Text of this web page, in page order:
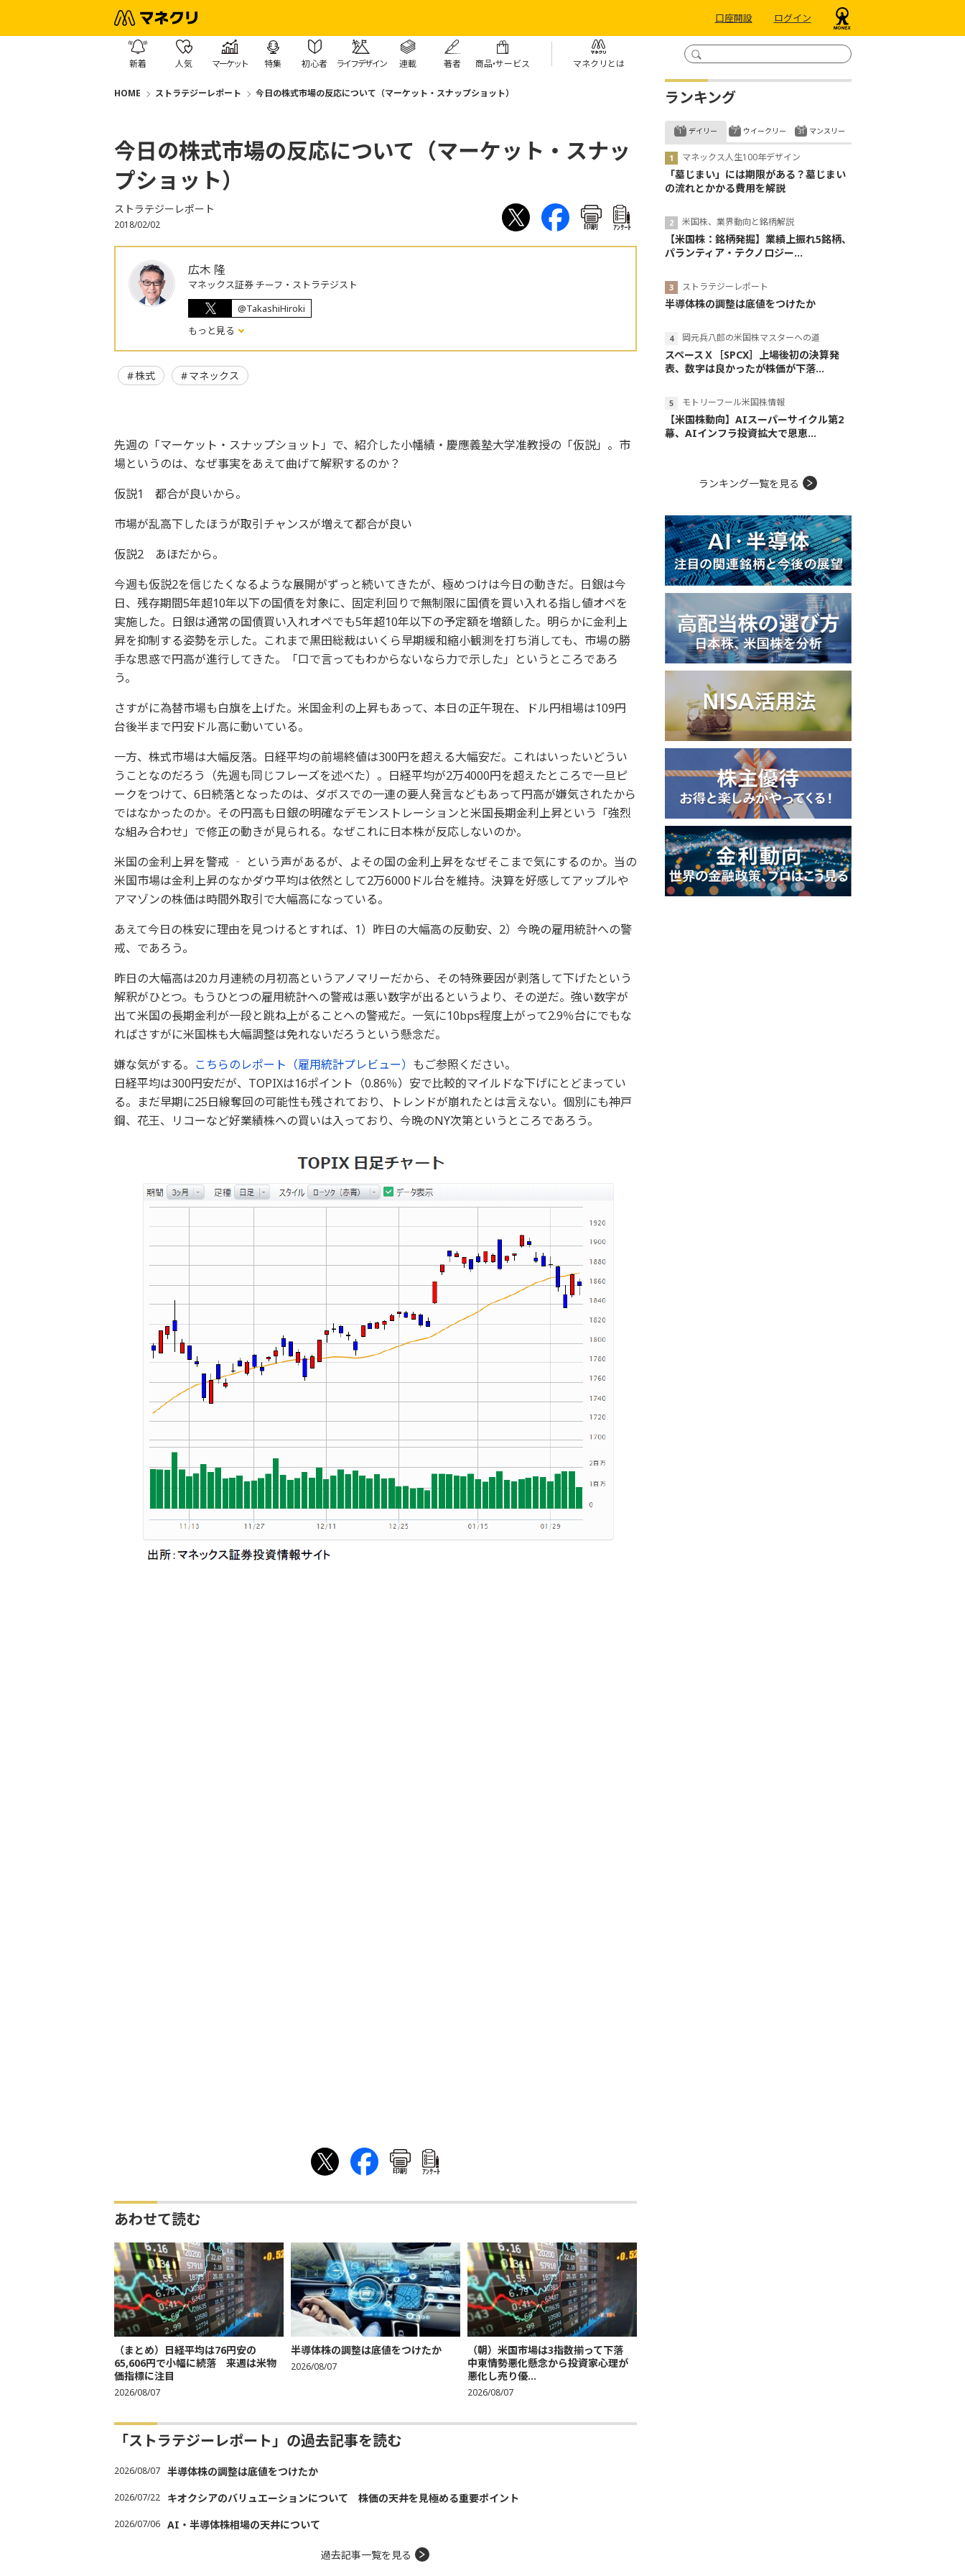
口座開設 ログイン
新着 人気 マーケット 特集 初心者 ライフデザイン 連載 著者 商品・サービス マネクリとは
HOME ストラテジーレポート 今日の株式市場の反応について（マーケット・スナップショット）
今日の株式市場の反応について（マーケット・スナッ
プショット）
ストラテジーレポート
2018/02/02 印刷 ｱﾝｹｰﾄ
広木 隆
マネックス証券 チーフ・ストラテジスト
@TakashiHiroki
もっと見る
株式 マネックス
先週の「マーケット・スナップショット」で、紹介した小幡績・慶應義塾大学准教授の「仮説」。市
場というのは、なぜ事実をあえて曲げて解釈するのか？
仮説1 都合が良いから。
市場が乱高下したほうが取引チャンスが増えて都合が良い
仮説2 あほだから。
今週も仮説2を信じたくなるような展開がずっと続いてきたが、極めつけは今日の動きだ。日銀は今
日、残存期間5年超10年以下の国債を対象に、固定利回りで無制限に国債を買い入れる指し値オペを
実施した。日銀は通常の国債買い入れオペでも5年超10年以下の予定額を増額した。明らかに金利上
昇を抑制する姿勢を示した。これまで黒田総裁はいくら早期緩和縮小観測を打ち消しても、市場の勝
手な思惑で円高が進行してきた。「口で言ってもわからないなら力で示した」というところであろ
う。
さすがに為替市場も白旗を上げた。米国金利の上昇もあって、本日の正午現在、ドル円相場は109円
台後半まで円安ドル高に動いている。
一方、株式市場は大幅反落。日経平均の前場終値は300円を超える大幅安だ。これはいったいどうい
うことなのだろう（先週も同じフレーズを述べた）。日経平均が2万4000円を超えたところで一旦ピ
ークをつけて、6日続落となったのは、ダボスでの一連の要人発言などもあって円高が嫌気されたから
ではなかったのか。その円高も日銀の明確なデモンストレーションと米国長期金利上昇という「強烈
な組み合わせ」で修正の動きが見られる。なぜこれに日本株が反応しないのか。
米国の金利上昇を警戒 ‐ という声があるが、よその国の金利上昇をなぜそこまで気にするのか。当の
米国市場は金利上昇のなかダウ平均は依然として2万6000ドル台を維持。決算を好感してアップルや
アマゾンの株価は時間外取引で大幅高になっている。
あえて今日の株安に理由を見つけるとすれば、1）昨日の大幅高の反動安、2）今晩の雇用統計への警
戒、であろう。
昨日の大幅高は20カ月連続の月初高というアノマリーだから、その特殊要因が剥落して下げたという
解釈がひとつ。もうひとつの雇用統計への警戒は悪い数字が出るというより、その逆だ。強い数字が
出て米国の長期金利が一段と跳ね上がることへの警戒だ。一気に10bps程度上がって2.9％台にでもな
ればさすがに米国株も大幅調整は免れないだろうという懸念だ。
嫌な気がする。 こちらのレポート（雇用統計プレビュー） もご参照ください。
日経平均は300円安だが、TOPIXは16ポイント（0.86％）安で比較的マイルドな下げにとどまってい
る。まだ早期に25日線奪回の可能性も残されており、トレンドが崩れたとは言えない。個別にも神戸
鋼、花王、リコーなど好業績株への買いは入っており、今晩のNY次第というところであろう。
印刷 ｱﾝｹｰﾄ
あわせて読む
（まとめ）日経平均は76円安の
65,606円で小幅に続落 来週は米物
価指標に注目
2026/08/07
半導体株の調整は底値をつけたか
2026/08/07
（朝）米国市場は3指数揃って下落
中東情勢悪化懸念から投資家心理が
悪化し売り優...
2026/08/07
「ストラテジーレポート」の過去記事を読む
2026/08/07 半導体株の調整は底値をつけたか
2026/07/22 キオクシアのバリュエーションについて 株価の天井を見極める重要ポイント
2026/07/06 AI・半導体株相場の天井について
過去記事一覧を見る
ランキング
デイリー
マネックス人生100年デザイン
「墓じまい」には期限がある？墓じまい
の流れとかかる費用を解説
米国株、業界動向と銘柄解説
【米国株：銘柄発掘】業績上振れ5銘柄、
パランティア・テクノロジー...
ストラテジーレポート
半導体株の調整は底値をつけたか
岡元兵八郎の米国株マスターへの道
スペースＸ［SPCX］上場後初の決算発
表、数字は良かったが株価が下落...
モトリーフール米国株情報
【米国株動向】AIスーパーサイクル第2
幕、AIインフラ投資拡大で恩恵...
ウイークリー マンスリー
ランキング一覧を見る